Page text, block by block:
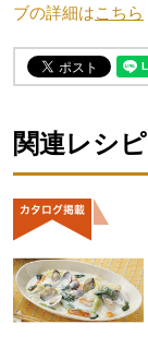
ブの詳細はこちら
関連レシピ